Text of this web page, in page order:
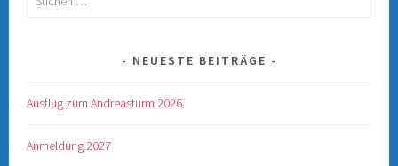
NEUESTE BEITRÄGE
Ausflug zum Andreasturm 2026
Anmeldung 2027